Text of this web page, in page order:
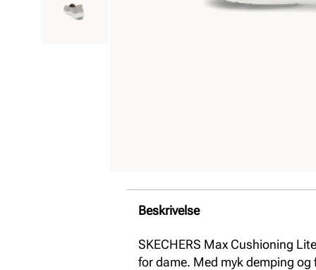
Beskrivelse
SKECHERS Max Cushioning
for dame. Med myk demping